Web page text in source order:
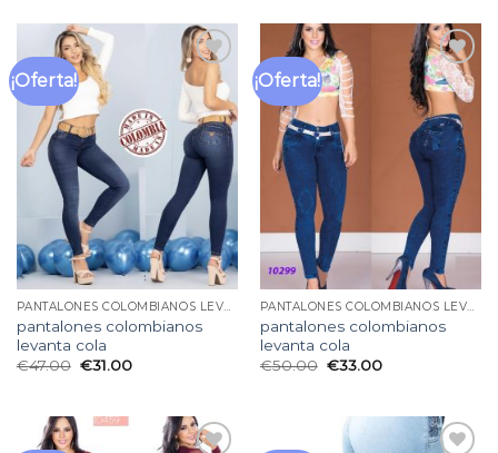
¡Oferta!
Añadir
a la
lista
de
deseos
PANTALONES COLOMBIANOS LEVANTA COLA
pantalones colombianos
levanta cola
€47.00 €31.00
¡Oferta!
Añadir
a la
lista
de
deseos
PANTALONES COLOMBIANOS LEVANTA COLA
pantalones colombianos
levanta cola
€50.00 €33.00